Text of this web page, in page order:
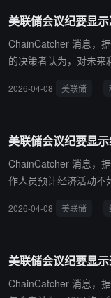
美联储会议纪要显
ChainCatcher 消息，
的决策者认为，对未来
2026-04-08 美联储
美联储会议纪要显
ChainCatcher 消息，
作人员预计经济活动不
2026-04-08 美联储
美联储会议纪要显
ChainCatcher 消息，